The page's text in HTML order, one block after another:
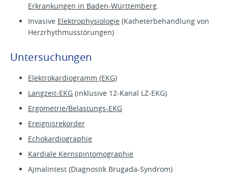
Erkrankungen in Baden-Württemberg
Invasive Elektrophysiologie (Katheterbehandlung von
Herzrhythmusstörungen)
Untersuchungen
Elektrokardiogramm (EKG)
Langzeit-EKG (inklusive 12-Kanal LZ-EKG)
Ergometrie/Belastungs-EKG
Ereignisrekorder
Echokardiographie
Kardiale Kernspintomographie
Ajmalintest (Diagnostik Brugada-Syndrom)